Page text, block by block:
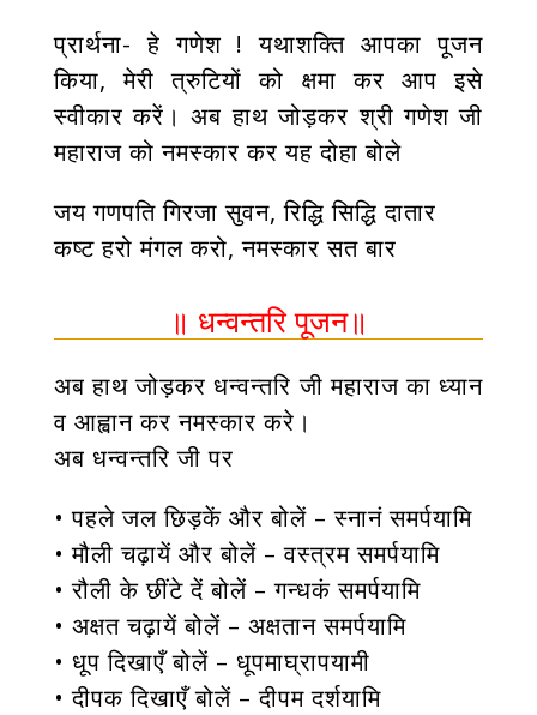
प्रार्थना- हे गणेश ! यथाशक्ति आपका पूजन
किया, मेरी त्रुटियों को क्षमा कर आप इसे
स्वीकार करें। अब हाथ जोड़कर श्री गणेश जी
महाराज को नमस्कार कर यह दोहा बोले
जय गणपति गिरजा सुवन, रिद्धि सिद्धि दातार
कष्ट हरो मंगल करो, नमस्कार सत बार
॥ धन्वन्तरि पूजन॥
अब हाथ जोड़कर धन्वन्तरि जी महाराज का ध्यान
व आह्वान कर नमस्कार करे।
अब धन्वन्तरि जी पर
• पहले जल छिड़कें और बोलें – स्नानं समर्पयामि
• मौली चढ़ायें और बोलें – वस्त्रम समर्पयामि
• रौली के छींटे दें बोलें – गन्धकं समर्पयामि
• अक्षत चढ़ायें बोलें – अक्षतान समर्पयामि
• धूप दिखाएँ बोलें – धूपमाघ्रापयामी
• दीपक दिखाएँ बोलें – दीपम दर्शयामि